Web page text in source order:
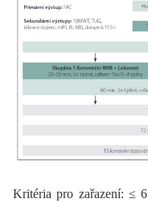
Kritéria pro zařazení: ≤